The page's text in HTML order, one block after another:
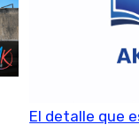
El detalle que